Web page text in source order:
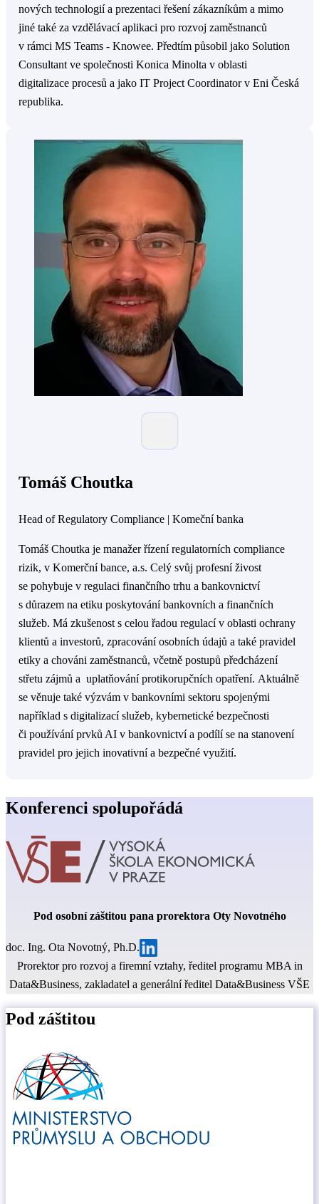
nových technologií a prezentaci řešení zákazníkům a mimo
jiné také za vzdělávací aplikaci pro rozvoj zaměstnanců
v rámci MS Teams - Knowee. Předtím působil jako Solution
Consultant ve společnosti Konica Minolta v oblasti
digitalizace procesů a jako IT Project Coordinator v Eni Česká
republika.
Tomáš Choutka
Head of Regulatory Compliance | Komeční banka
Tomáš Choutka je manažer řízení regulatorních compliance
rizik, v Komerční bance, a.s. Celý svůj profesní živost
se pohybuje v regulaci finančního trhu a bankovnictví
s důrazem na etiku poskytování bankovních a finančních
služeb. Má zkušenost s celou řadou regulací v oblasti ochrany
klientů a investorů, zpracování osobních údajů a také pravidel
etiky a chováni zaměstnanců, včetně postupů předcházení
střetu zájmů a uplatňování protikorupčních opatření. Aktuálně
se věnuje také výzvám v bankovními sektoru spojenými
například s digitalizací služeb, kybernetické bezpečnosti
či používání prvků AI v bankovnictví a podílí se na stanovení
pravidel pro jejich inovativní a bezpečné využití.
Konferenci spolupořádá
Pod osobní záštitou pana prorektora Oty Novotného
doc. Ing. Ota Novotný, Ph.D.
Prorektor pro rozvoj a firemní vztahy, ředitel programu MBA in
Data&Business, zakladatel a generální ředitel Data&Business VŠE
Pod záštitou